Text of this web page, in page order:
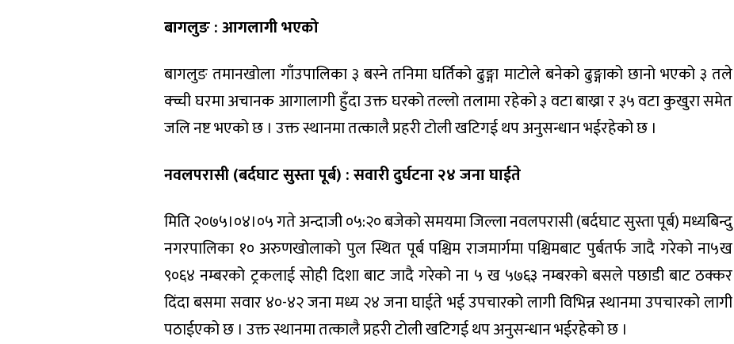
बागलुङ : आगलागी भएको
बागलुङ तमानखोला गाँउपालिका ३ बस्ने तनिमा घर्तिको ढुङ्गा माटोले बनेको ढुङ्गाको छानो भएको ३ तले
क्च्ची घरमा अचानक आगालागी हुँदा उक्त घरको तल्लो तलामा रहेको ३ वटा बाख्रा र ३५ वटा कुखुरा समेत
जलि नष्ट भएको छ । उक्त स्थानमा तत्कालै प्रहरी टोली खटिगई थप अनुसन्धान भईरहेको छ ।
नवलपरासी (बर्दघाट सुस्ता पूर्ब) : सवारी दुर्घटना २४ जना घाईते
मिति २०७५।०४।०५ गते अन्दाजी ०५:२० बजेको समयमा जिल्ला नवलपरासी (बर्दघाट सुस्ता पूर्ब) मध्यबिन्दु
नगरपालिका १० अरुणखोलाको पुल स्थित पूर्ब पश्चिम राजमार्गमा पश्चिमबाट पुर्बतर्फ जादै गरेको ना५ख
९०६४ नम्बरको ट्रकलाई सोही दिशा बाट जादै गरेको ना ५ ख ५७६३ नम्बरको बसले पछाडी बाट ठक्कर
दिंदा बसमा सवार ४०-४२ जना मध्य २४ जना घाईते भई उपचारको लागी विभिन्न स्थानमा उपचारको लागी
पठाईएको छ । उक्त स्थानमा तत्कालै प्रहरी टोली खटिगई थप अनुसन्धान भईरहेको छ ।